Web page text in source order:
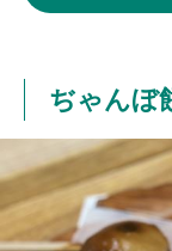
ぢゃんぼ